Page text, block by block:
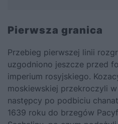
Pierwsza granica
Przebieg pierwszej linii
uzgodniono jeszcze przed
imperium rosyjskiego.
moskiewskiej przekroczyli
następcy po podbiciu
1639 roku do brzegów